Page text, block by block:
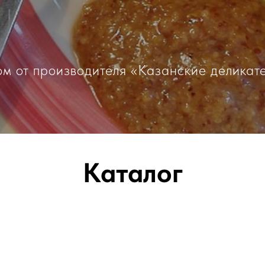
от производителя «Казанские
Каталог